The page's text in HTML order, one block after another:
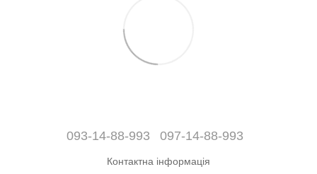
093-14-88-993 097-14-88-993
Контактна інформація